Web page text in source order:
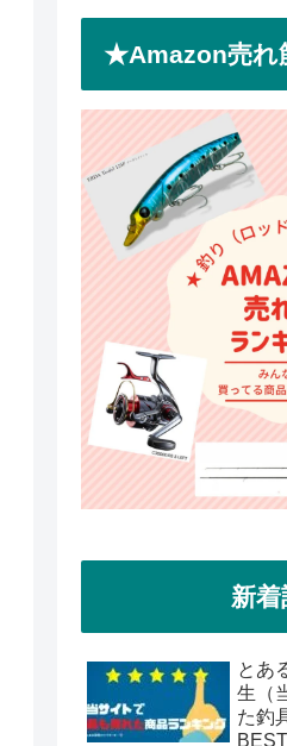
★Amazon売れ
新
とあ
生（
た釣